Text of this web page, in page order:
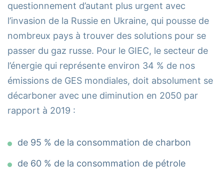
questionnement d’autant plus urgent avec
l’invasion de la Russie en Ukraine, qui pousse de
nombreux pays à trouver des solutions pour se
passer du gaz russe. Pour le GIEC, le secteur de
l’énergie qui représente environ 34 % de nos
émissions de GES mondiales, doit absolument se
décarboner avec une diminution en 2050 par
rapport à 2019 :
de 95 % de la consommation de charbon
de 60 % de la consommation de pétrole